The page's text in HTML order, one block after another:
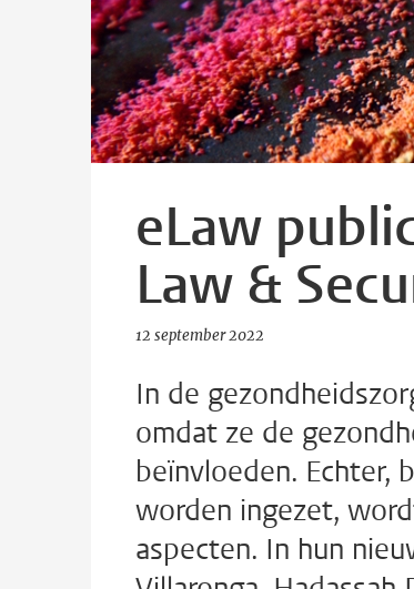
eLaw
Law &
12 september 2022
In de
omdat ze de
beïnvloeden. Echter,
worden ingezet,
aspecten. In hun